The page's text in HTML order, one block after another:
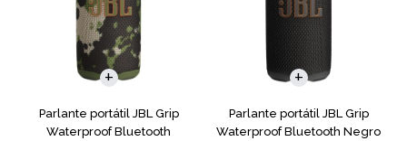
Parlante portátil JBL Grip
Waterproof Bluetooth
Parlante portátil JBL Grip
Waterproof Bluetooth Negro